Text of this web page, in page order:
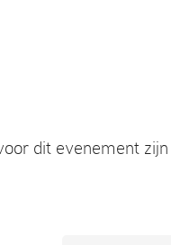
dit evenement zijn